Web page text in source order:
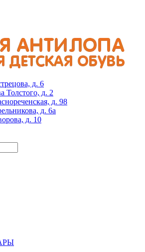
д. 6
Толстого, д. 2
д. 98
д. 6а
д. 10